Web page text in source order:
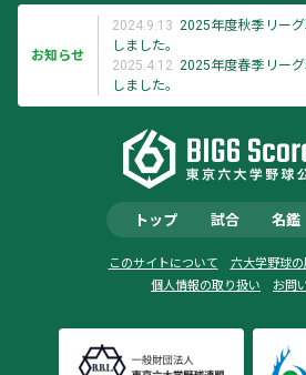
お知らせ
2024.9.13 2025年度秋季リー
しました。
2025.4.12 2025年度春季リー
しました。
トップ 試合 名鑑
このサイトについて 六大学野球の
個人情報の取り扱い
お問